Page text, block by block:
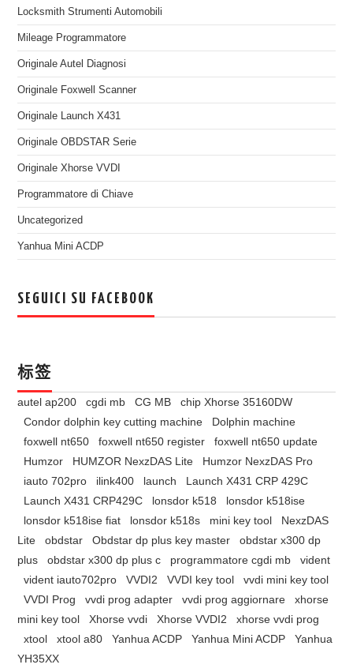
Locksmith Strumenti Automobili
Mileage Programmatore
Originale Autel Diagnosi
Originale Foxwell Scanner
Originale Launch X431
Originale OBDSTAR Serie
Originale Xhorse VVDI
Programmatore di Chiave
Uncategorized
Yanhua Mini ACDP
SEGUICI SU FACEBOOK
标签
autel ap200 cgdi mb CG MB
chip Xhorse 35160DW
Condor dolphin key cutting machine
Dolphin machine
foxwell nt650
foxwell nt650 register
foxwell nt650 update
Humzor
HUMZOR NexzDAS Lite
Humzor NexzDAS Pro
iauto 702pro
ilink400 launch
Launch X431 CRP 429C
Launch X431 CRP429C
lonsdor k518
lonsdor k518ise
lonsdor k518ise fiat
lonsdor k518s mini key tool
NexzDAS
Lite
obdstar Obdstar dp plus key master
obdstar x300 dp
plus
obdstar x300 dp plus c programmatore cgdi mb
vident
vident iauto702pro
VVDI2 VVDI key tool
vvdi mini key tool
VVDI Prog
vvdi prog adapter vvdi prog aggiornare
xhorse
mini key tool
Xhorse vvdi Xhorse VVDI2
xhorse vvdi prog
xtool
xtool a80 Yanhua ACDP Yanhua Mini ACDP
Yanhua
YH35XX